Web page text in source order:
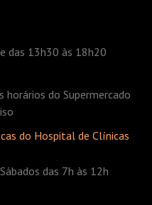
das 13h30 às 18h20
horários do Supermercado
do Hospital de Clínicas
das 7h às 12h